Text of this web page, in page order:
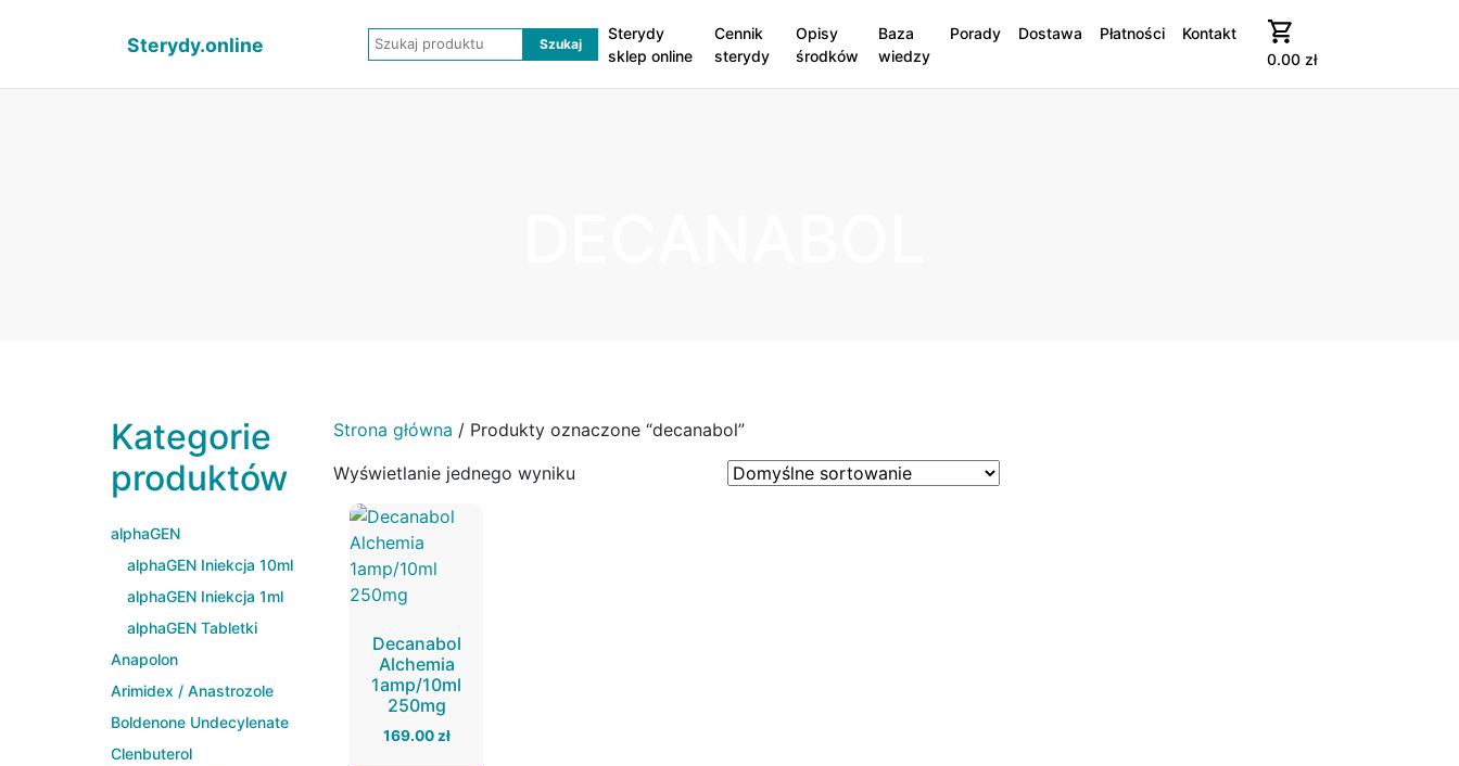
Sterydy.online
Sterydy
sklep online
Cennik
sterydy
Opisy
środków
Baza
wiedzy
Porady Dostawa Płatności
Kontakt
0.00 zł
Strona główna / Produkty oznaczone “decanabol”
Wyświetlanie jednego wyniku
Decanabol
Alchemia
1amp/10ml
250mg
169.00 zł
Kategorie
produktów
alphaGEN
alphaGEN Iniekcja 10ml
alphaGEN Iniekcja 1ml
alphaGEN Tabletki
Anapolon
Arimidex / Anastrozole
Boldenone Undecylenate
Clenbuterol